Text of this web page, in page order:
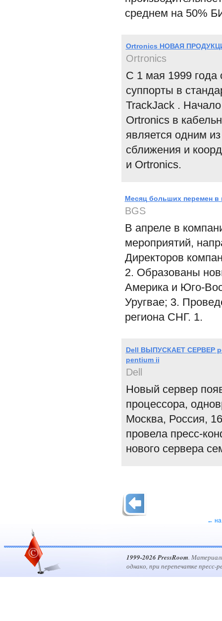
среднем на 50%
Ortronics НОВАЯ
Ortronics
C 1 мая 1999 года
суппорты в
TrackJack .
Ortronics в
является одним
сближения и
и Ortronics.
Месяц больших перемен в
BGS
В апреле в
мероприятий,
Директоров
2. Образованы
Америка и Юго-
Уругвае; 3.
региона СНГ. 1.
Dell ВЫПУСКАЕТ СЕРВЕР
pentium ii
Dell
Новый сервер
процессора,
Москва, Россия,
провела пресс-
нового сервера
← на
1999-2026 PressRoom.
однако, при перепечатке пресс-